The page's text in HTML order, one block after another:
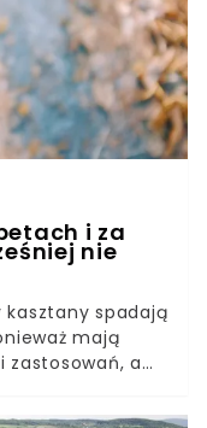
i za
nie
spadają
mają
zastosowań, a
pająków. Ten